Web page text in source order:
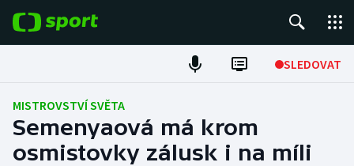
SLEDOVAT
Fotbal
Hokej
MISTROVSTVÍ SVĚTA
Semenyaová má krom
osmistovky zálusk i na míli